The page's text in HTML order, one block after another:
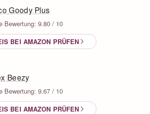
Goody Plus
Bewertung: 9.80 / 10
BEI AMAZON PRÜFEN
Beezy
Bewertung: 9.67 / 10
BEI AMAZON PRÜFEN